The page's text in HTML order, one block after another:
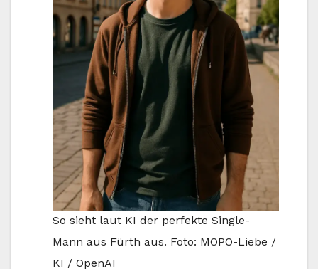
So sieht laut KI der perfekte Single-
Mann aus Fürth aus. Foto: MOPO-Liebe /
KI / OpenAI